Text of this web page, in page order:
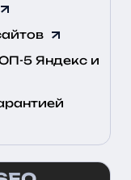
5 Яндекс и